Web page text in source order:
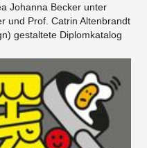
Johanna Becker unter
und Prof. Catrin Altenbrandt
gestaltete Diplomkatalog